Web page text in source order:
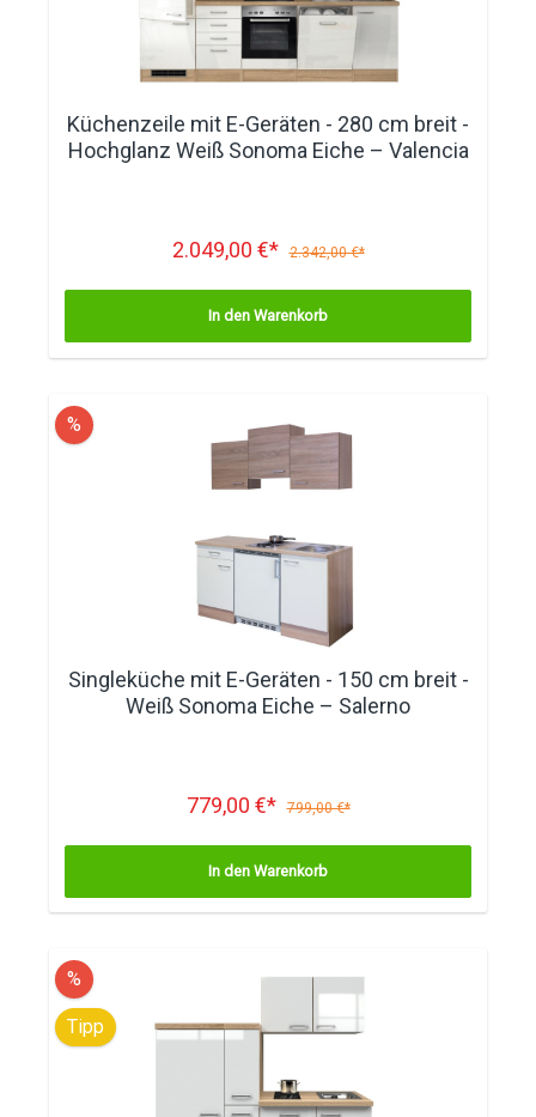
Küchenzeile mit E-Geräten - 280 cm breit -
Hochglanz Weiß Sonoma Eiche – Valencia
2.049,00 €* 2.342,00 €*
In den Warenkorb
%
Singleküche mit E-Geräten - 150 cm breit -
Weiß Sonoma Eiche – Salerno
779,00 €* 799,00 €*
In den Warenkorb
%
Tipp